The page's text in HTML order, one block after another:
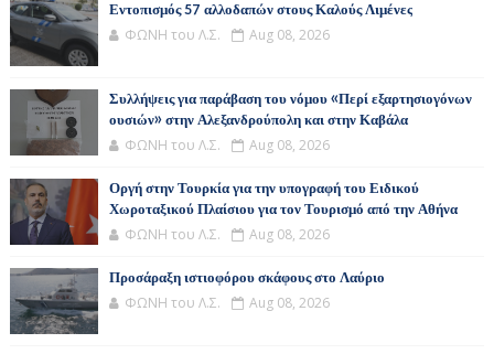
Εντοπισμός 57 αλλοδαπών στους Καλούς Λιμένες
ΦΩΝΗ του Λ.Σ. Aug 08, 2026
Συλλήψεις για παράβαση του νόμου «Περί εξαρτησιογόνων
ουσιών» στην Αλεξανδρούπολη και στην Καβάλα
ΦΩΝΗ του Λ.Σ. Aug 08, 2026
Οργή στην Τουρκία για την υπογραφή του Ειδικού
Χωροταξικού Πλαίσιου για τον Τουρισμό από την Αθήνα
ΦΩΝΗ του Λ.Σ. Aug 08, 2026
Προσάραξη ιστιοφόρου σκάφους στο Λαύριο
ΦΩΝΗ του Λ.Σ. Aug 08, 2026